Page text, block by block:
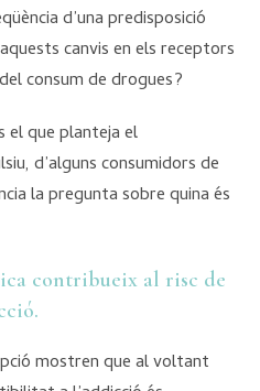
d’una predisposició
canvis en els receptors
consum de drogues?
el que planteja el
d’alguns consumidors de
la pregunta sobre quina és
contribueix al risc de
.
mostren que al voltant